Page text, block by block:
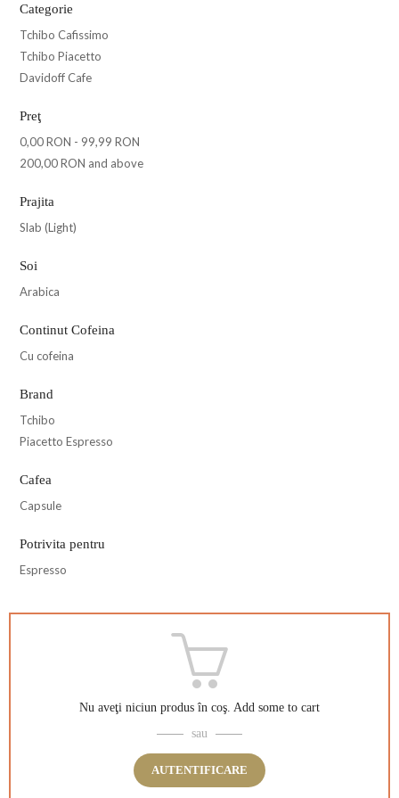
Categorie
Tchibo Cafissimo
Tchibo Piacetto
Davidoff Cafe
Preţ
0,00 RON - 99,99 RON
200,00 RON and above
Prajita
Slab (Light)
Soi
Arabica
Continut Cofeina
Cu cofeina
Brand
Tchibo
Piacetto Espresso
Cafea
Capsule
Potrivita pentru
Espresso
Nu aveţi niciun produs în coş. Add some to cart
sau
AUTENTIFICARE